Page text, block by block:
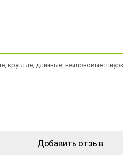
круглые, длинные, нейлоновые
Добавить отзыв